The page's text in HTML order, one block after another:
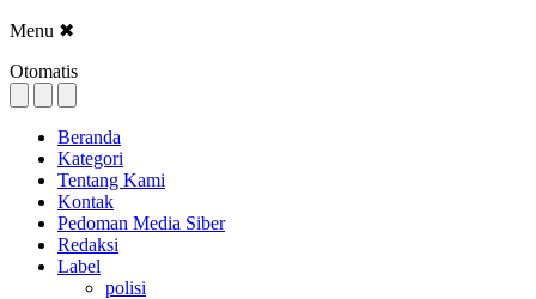
Menu ✖
Otomatis
Beranda
Kategori
Tentang Kami
Kontak
Pedoman Media Siber
Redaksi
Label
polisi